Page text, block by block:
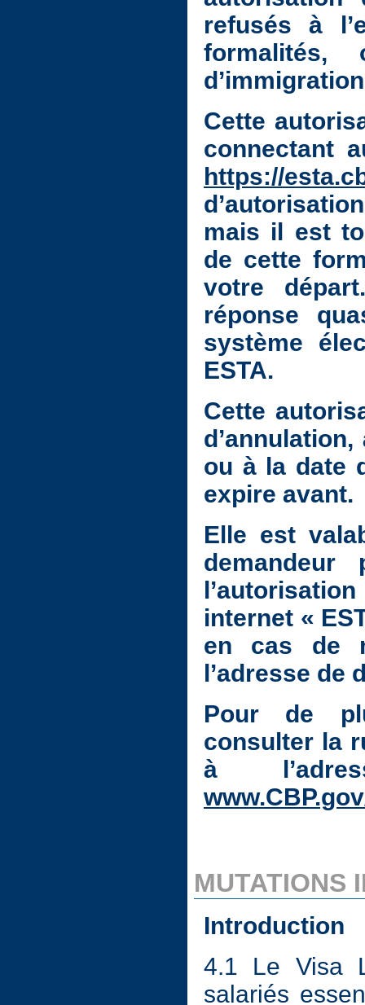
refusés à
Cette
connectant
https://
mais il est
de cette
votre
réponse
système
ESTA.
Cette
ou à la date
expire avant.
Elle est
internet «
en cas de
l’adresse de
Pour de
consulter la
à
MUTATIONS
Introduction
4.1 Le Visa
salariés